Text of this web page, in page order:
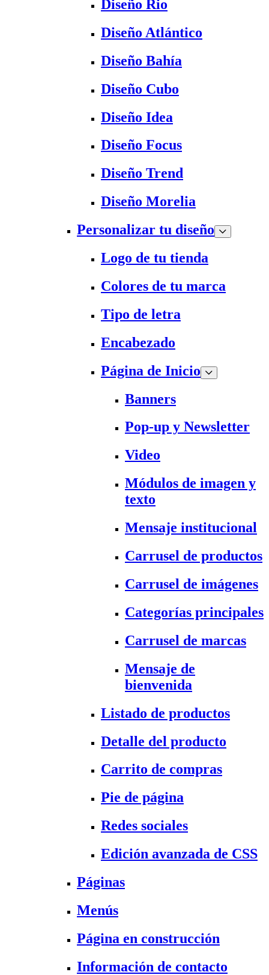
Diseño Rio
Diseño Atlántico
Diseño Bahía
Diseño Cubo
Diseño Idea
Diseño Focus
Diseño Trend
Diseño Morelia
Personalizar tu diseño
Logo de tu tienda
Colores de tu marca
Tipo de letra
Encabezado
Página de Inicio
Banners
Pop-up y Newsletter
Video
Módulos de imagen y
texto
Mensaje institucional
Carrusel de productos
Carrusel de imágenes
Categorías principales
Carrusel de marcas
Mensaje de
bienvenida
Listado de productos
Detalle del producto
Carrito de compras
Pie de página
Redes sociales
Edición avanzada de CSS
Páginas
Menús
Página en construcción
Información de contacto